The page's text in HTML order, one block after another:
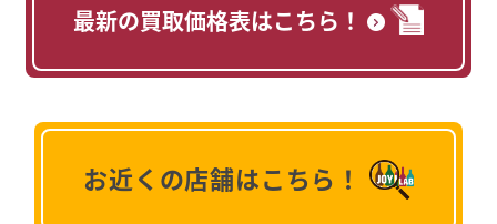
最新の買取価格表はこちら！
お近くの店舗はこちら！